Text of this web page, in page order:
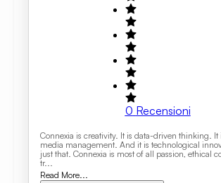
0 Recensioni
Connexia is creativity. It is data-driven thinking. It
media management. And it is technological
just that. Connexia is most of all passion, ethical
tr...
Read More...